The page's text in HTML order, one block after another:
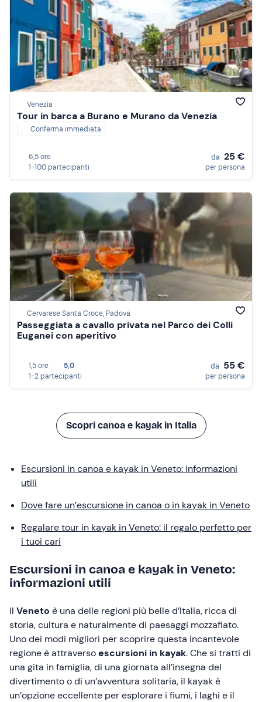
Venezia
Tour in barca a Burano e Murano da Venezia
Conferma immediata
6,5 ore
1-100 partecipanti
da 25 €
per persona
Cervarese Santa Croce, Padova
Passeggiata a cavallo privata nel Parco dei Colli
Euganei con aperitivo
1,5 ore
5,0
1-2 partecipanti
da 55 €
per persona
Scopri canoa e kayak in Italia
Escursioni in canoa e kayak in Veneto: informazioni
utili
Dove fare un’escursione in canoa o in kayak in Veneto
Regalare tour in kayak in Veneto: il regalo perfetto per
i tuoi cari
Escursioni in canoa e kayak in Veneto:
informazioni utili
Il Veneto è una delle regioni più belle d’Italia, ricca di
storia, cultura e naturalmente di paesaggi mozzafiato.
Uno dei modi migliori per scoprire questa incantevole
regione è attraversoescursioni in kayak. Che si tratti di
una gita in famiglia, di una giornata all’insegna del
divertimento o di un’avventura solitaria, il kayak è
un’opzione eccellente per esplorare i fiumi, i laghi e il